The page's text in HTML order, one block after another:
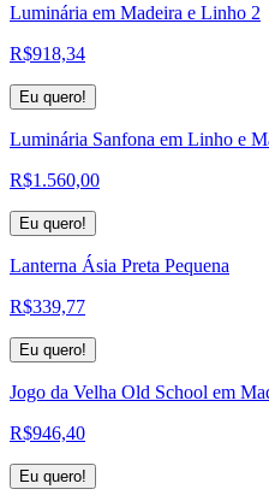
Luminária em Madeira e Linho 2
R$918,34
Eu quero!
Luminária Sanfona em Linho e
R$1.560,00
Eu quero!
Lanterna Ásia Preta Pequena
R$339,77
Eu quero!
Jogo da Velha Old School em
R$946,40
Eu quero!